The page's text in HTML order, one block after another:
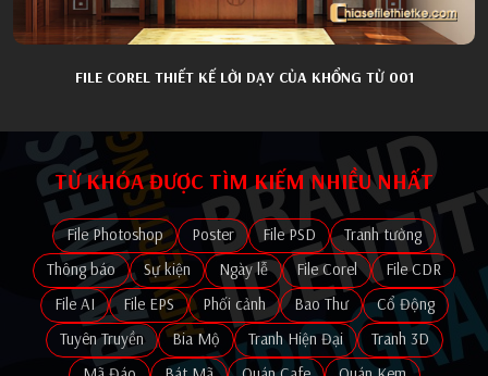
FILE COREL THIẾT KẾ LỜI DẠY CỦA KHỔNG TỬ 001
TỪ KHÓA ĐƯỢC TÌM KIẾM NHIỀU NHẤT
File Photoshop Poster File PSD
Tranh tường
Thông báo
Sự kiện Ngày lễ File Corel
File CDR
File AI
File EPS Phối cảnh Bao Thư
Cổ Động
Tuyên Truyền
Bia Mộ Tranh Hiện Đại
Tranh 3D